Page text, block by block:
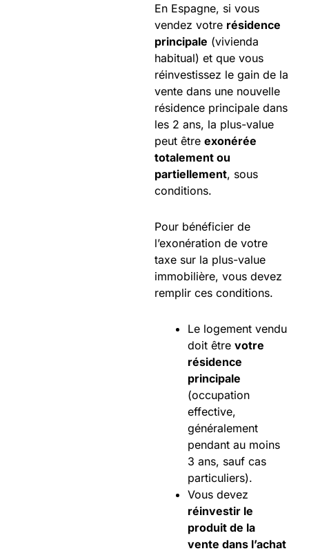
En Espagne, si vous
vendez votre résidence
principale (vivienda
habitual) et que vous
réinvestissez le gain de la
vente dans une nouvelle
résidence principale dans
les 2 ans, la plus-value
peut être exonérée
totalement ou
partiellement, sous
conditions.
Pour bénéficier de
l’exonération de votre
taxe sur la plus-value
immobilière, vous devez
remplir ces conditions.
Le logement vendu
doit être votre
résidence
principale
(occupation
effective,
généralement
pendant au moins
3 ans, sauf cas
particuliers).
Vous devez
réinvestir le
produit de la
vente dans l’achat